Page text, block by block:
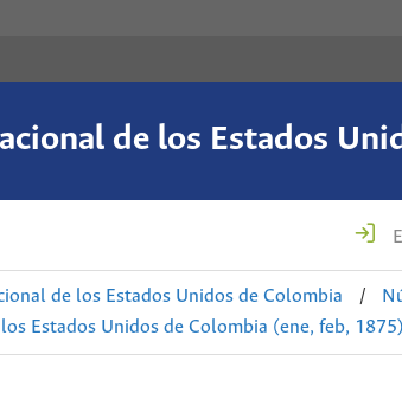
de los Estados
de los Estados Unidos de Colombia /
Estados Unidos de Colombia (ene, feb, 1875)